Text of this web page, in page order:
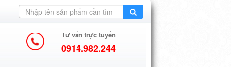
Tư vấn trực tuyến
0914.982.244